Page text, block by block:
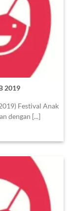
2019
Festival Anak
dengan [...]